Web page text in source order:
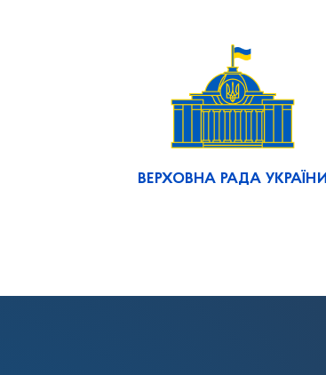
ВЕРХОВНА РАДА УКРАЇНИ